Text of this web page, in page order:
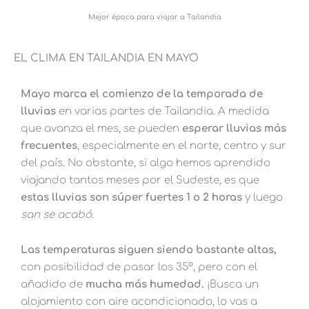
Mejor época para viajar a Tailandia
EL CLIMA EN TAILANDIA EN MAYO
Mayo marca el comienzo de la temporada de
lluvias en varias partes de Tailandia. A medida
que avanza el mes, se pueden esperar lluvias más
frecuentes, especialmente en el norte, centro y sur
del país. No obstante, si algo hemos aprendido
viajando tantos meses por el Sudeste, es que
estas lluvias son súper fuertes 1 o 2 horas y luego
san se acabó.
Las temperaturas siguen siendo bastante altas,
con posibilidad de pasar los 35º, pero con el
añadido de mucha más humedad. ¡Busca un
alojamiento con aire acondicionado, lo vas a